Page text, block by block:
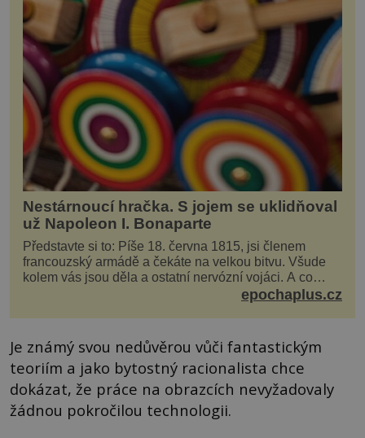
Nestárnoucí hračka. S jojem se uklidňoval
už Napoleon I. Bonaparte
Představte si to: Píše 18. června 1815, jsi členem
francouzský armádě a čekáte na velkou bitvu. Všude
kolem vás jsou děla a ostatní nervózní vojáci. A co
děláte vy? Hrajete si… s jojem! Zdá se v...epochaplus.cz
Je známý svou nedůvěrou vůči fantastickým
teoriím a jako bytostný racionalista chce
dokázat, že práce na obrazcích nevyžadovaly
žádnou pokročilou technologii.